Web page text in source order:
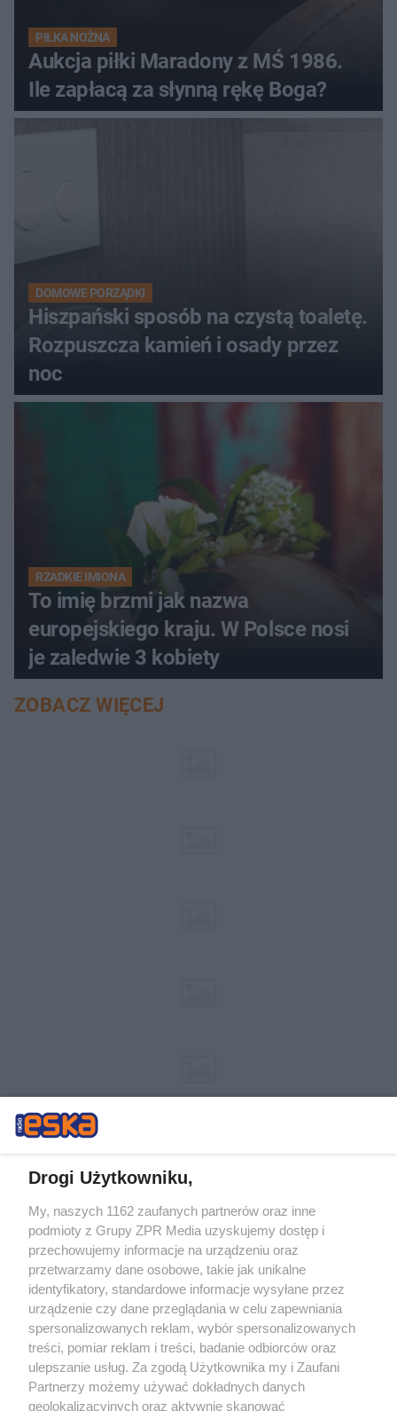
PIŁKA NOŻNA
Aukcja piłki Maradony z MŚ 1986.
Ile zapłacą za słynną rękę Boga?
DOMOWE PORZĄDKI
Hiszpański sposób na czystą toaletę.
Rozpuszcza kamień i osady przez
noc
RZADKIE IMIONA
To imię brzmi jak nazwa
europejskiego kraju. W Polsce nosi
je zaledwie 3 kobiety
ZOBACZ WIĘCEJ
Żaden utwór zamieszczony w serwisie nie może być powielany i
rozpowszechniany lub dalej rozpowszechniany w jakikolwiek sposób (w
tym także elektroniczny lub mechaniczny) na jakimkolwiek polu
eksploatacji w jakiejkolwiek formie, włącznie z umieszczaniem w
Internecie bez pisemnej zgody właściciela praw. Jakiekolwiek użycie lub
wykorzystanie utworów w całości lub w części z naruszeniem prawa,
tzn. bez właściwej zgody, jest zabronione pod groźbą kary i może być
ścigane prawnie.
Drogi Użytkowniku,
My, naszych 1162 zaufanych partnerów oraz inne
podmioty z Grupy ZPR Media uzyskujemy dostęp i
przechowujemy informacje na urządzeniu oraz
przetwarzamy dane osobowe, takie jak unikalne
identyfikatory, standardowe informacje wysyłane przez
urządzenie czy dane przeglądania w celu zapewniania
spersonalizowanych reklam, wybór spersonalizowanych
treści, pomiar reklam i treści, badanie odbiorców oraz
ulepszanie usług. Za zgodą Użytkownika my i Zaufani
Partnerzy możemy używać dokładnych danych
geolokalizacyjnych oraz aktywnie skanować